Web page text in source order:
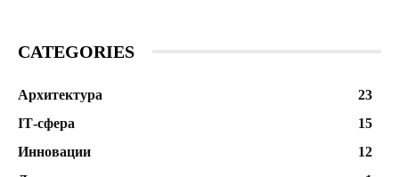
CATEGORIES
Архитектура
23
ІТ-сфера
15
Инновации
12